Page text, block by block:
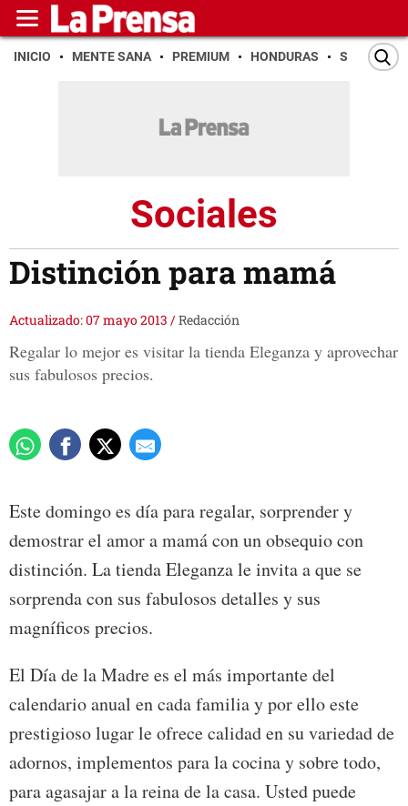
INICIO MENTE SANA PREMIUM HONDURAS SAN PEDRO
Sociales
Distinción para mamá
Actualizado: 07 mayo 2013 /Redacción
Regalar lo mejor es visitar la tienda Eleganza y aprovechar
sus fabulosos precios.
Este domingo es día para regalar, sorprender y
demostrar el amor a mamá con un obsequio con
distinción. La tienda Eleganza le invita a que se
sorprenda con sus fabulosos detalles y sus
magníficos precios.
El Día de la Madre es el más importante del
calendario anual en cada familia y por ello este
prestigioso lugar le ofrece calidad en su variedad de
adornos, implementos para la cocina y sobre todo,
para agasajar a la reina de la casa. Usted puede